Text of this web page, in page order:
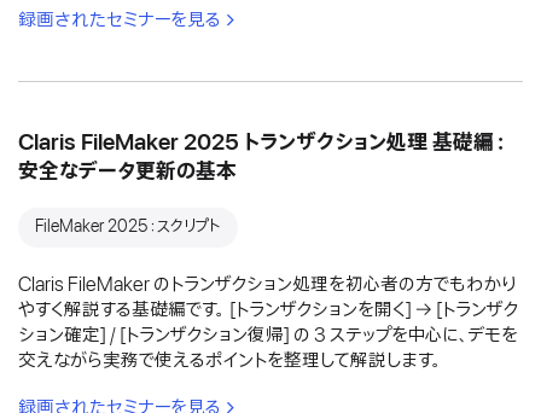
録画されたセミナーを見る
Claris FileMaker 2025 トランザクション処理 基礎編：
安全なデータ更新の基本
FileMaker 2025：スクリプト
Claris FileMaker のトランザクション処理を初心者の方でもわかり
やすく解説する基礎編です。 [トランザクションを開く] → [トランザク
ション確定] / [トランザクション復帰] の 3 ステップを中心に、デモを
交えながら実務で使えるポイントを整理して解説します。
録画されたセミナーを見る